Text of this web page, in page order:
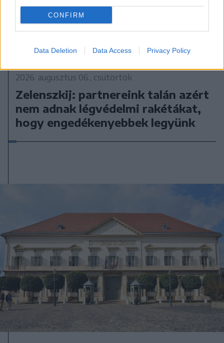
CONFIRM
Data Deletion Data Access Privacy Policy
2026. augusztus 06., csütörtök
Zelenszkij: partnereink talán azért
nem adnak légvédelmi rakétákat,
hogy engedékenyebbek legyünk